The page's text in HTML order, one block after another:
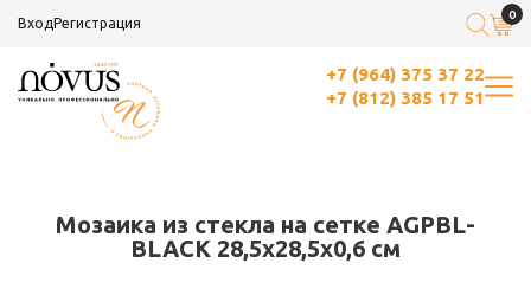
ВходРегистрация
0
+7 (964) 375 37 22
+7 (812) 385 17 51
Мозаика из стекла на сетке AGPBL-
BLACK 28,5х28,5x0,6 см